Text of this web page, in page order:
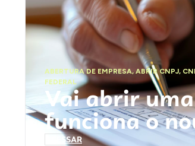
ABERTURA DE EMPRESA,ABRIR CNPJ,
FEDERAL
Vai abrir
funciona o
ACESSAR